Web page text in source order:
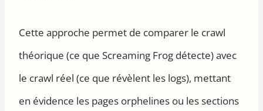
Cette approche permet de comparer le crawl
théorique (ce que Screaming Frog détecte) avec
le crawl réel (ce que révèlent les logs), mettant
en évidence les pages orphelines ou les sections